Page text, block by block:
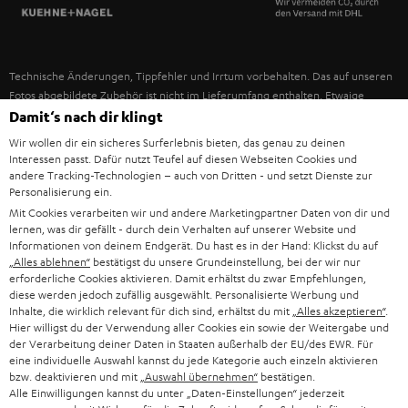
NEUHEITEN
UNSER MANAGEMENT
UNSERE WERTE
BILDUNGSRABATT
GESCHENKGUTSCHEIN
BARRIEREFREIHEIT
USA
WEITERE LÄNDER
Technische Änderungen, Tippfehler und Irrtum vorbehalten. Das auf unseren
Fotos abgebildete Zubehör ist nicht im Lieferumfang enthalten. Etwaige
Entsorgungsgebühren für Batterien sind im Preis inbegriffen.
©2026 Lautsprecher Teufel GmbH - All rights reserved.
Impressum AGB
Vertrag widerrufen
Damit‘s nach dir klingt
Wir wollen dir ein sicheres Surferlebnis bieten, das genau zu deinen
Interessen passt. Dafür nutzt Teufel auf diesen Webseiten Cookies und
andere Tracking-Technologien – auch von Dritten - und setzt Dienste zur
Personalisierung ein.
Mit Cookies verarbeiten wir und andere Marketingpartner Daten von dir und
lernen, was dir gefällt - durch dein Verhalten auf unserer Website und
Informationen von deinem Endgerät. Du hast es in der Hand: Klickst du auf
„Alles ablehnen“ bestätigst du unsere Grundeinstellung, bei der wir nur
erforderliche Cookies aktivieren. Damit erhältst du zwar Empfehlungen,
diese werden jedoch zufällig ausgewählt. Personalisierte Werbung und
Inhalte, die wirklich relevant für dich sind, erhältst du mit „Alles akzeptieren“.
Hier willigst du der Verwendung aller Cookies ein sowie der Weitergabe und
der Verarbeitung deiner Daten in Staaten außerhalb der EU/des EWR. Für
eine individuelle Auswahl kannst du jede Kategorie auch einzeln aktivieren
bzw. deaktivieren und mit „Auswahl übernehmen“ bestätigen.
Alle Einwilligungen kannst du unter „Daten-Einstellungen“ jederzeit